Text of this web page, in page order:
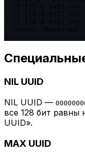
NIL UUID
NIL UUID —
все 128 бит равны
UUID».
MAX UUID